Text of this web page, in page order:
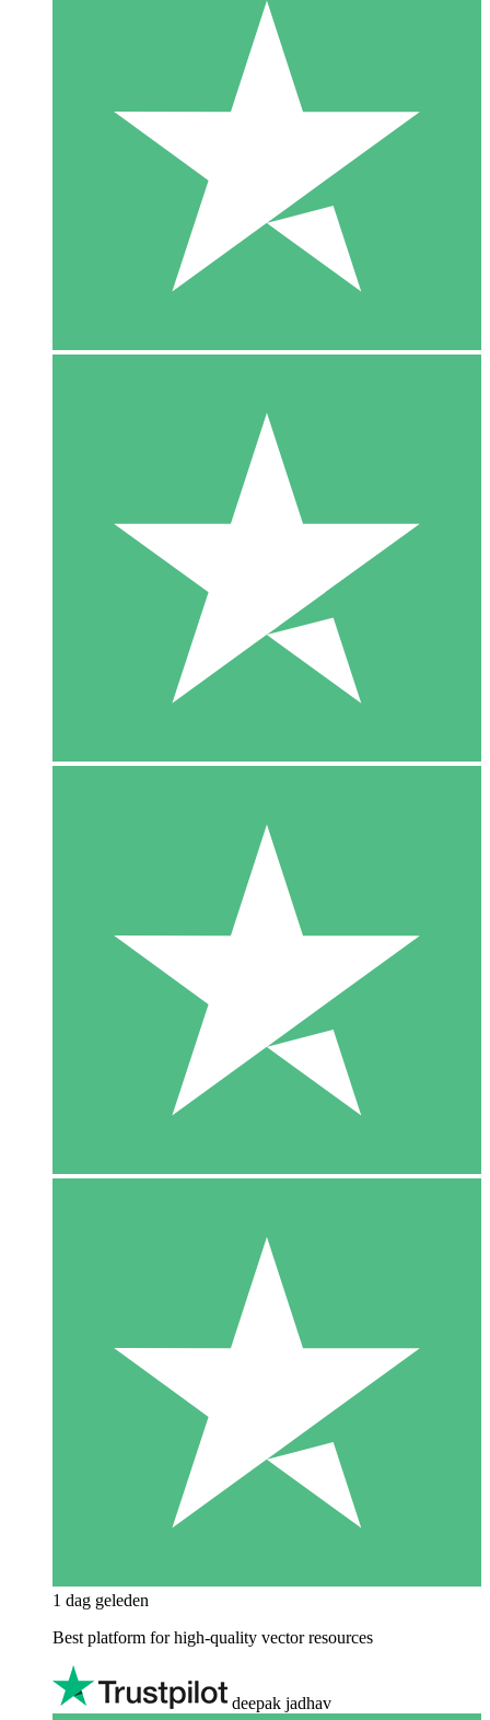
1 dag geleden
Best platform for high-quality vector resources
deepak jadhav